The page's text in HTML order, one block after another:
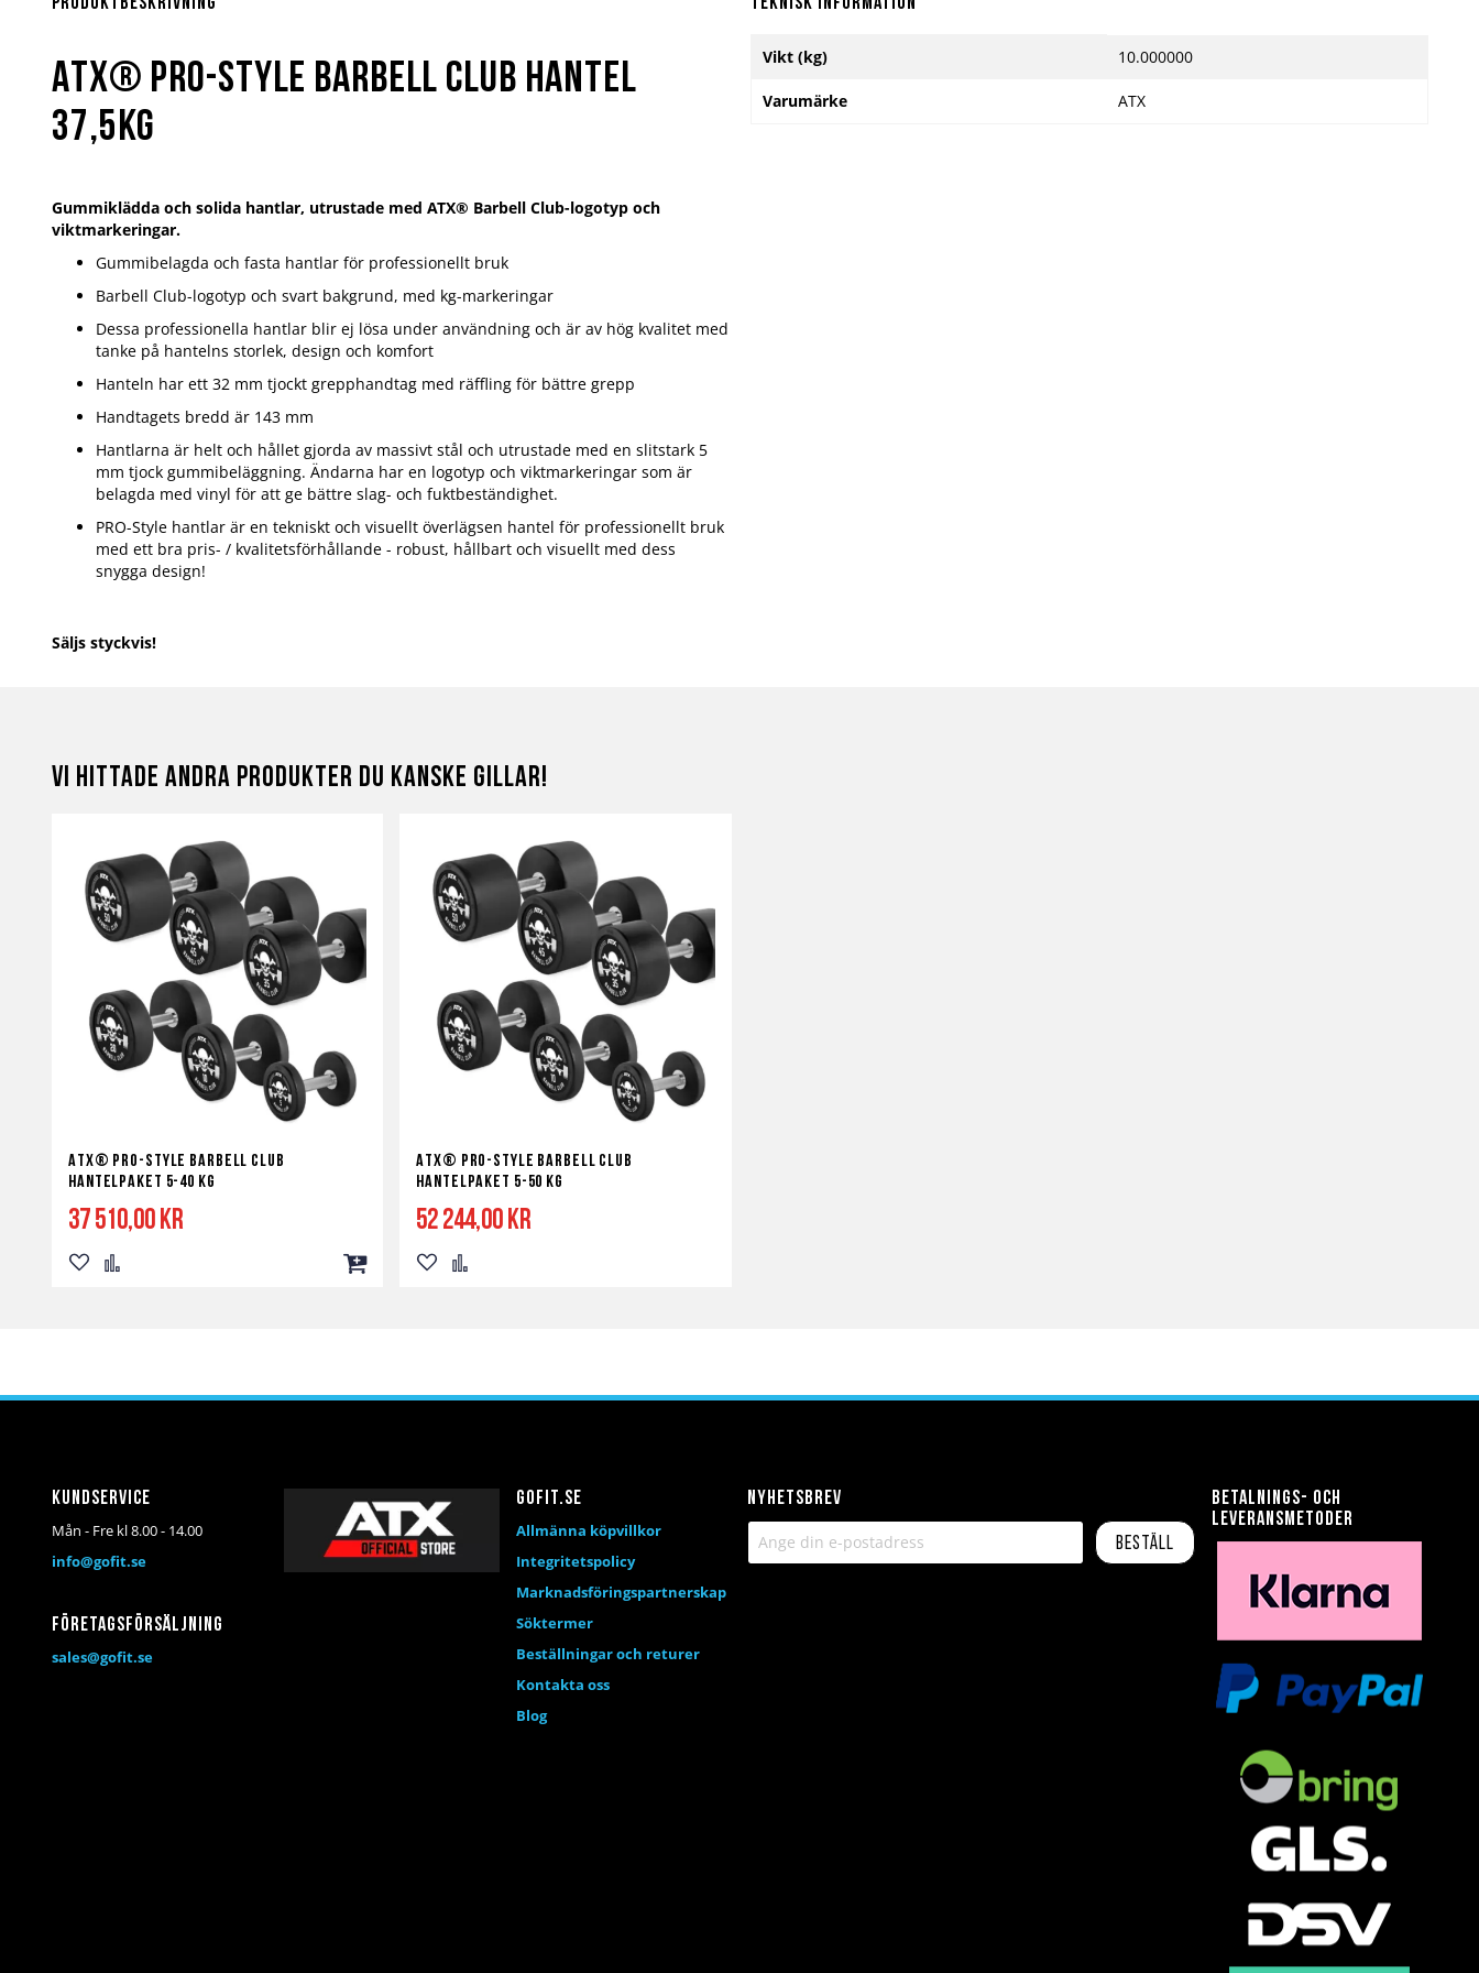
ATX® PRO-Style Barbell Club hantel
37,5kg
Gummiklädda och solida hantlar, utrustade med ATX® Barbell Club-logotyp och
viktmarkeringar.
Gummibelagda och fasta hantlar för professionellt bruk
Barbell Club-logotyp och svart bakgrund, med kg-markeringar
Dessa professionella hantlar blir ej lösa under användning och är av hög kvalitet med
tanke på hantelns storlek, design och komfort
Hanteln har ett 32 mm tjockt grepphandtag med räffling för bättre grepp
Handtagets bredd är 143 mm
Hantlarna är helt och hållet gjorda av massivt stål och utrustade med en slitstark 5
mm tjock gummibeläggning. Ändarna har en logotyp och viktmarkeringar som är
belagda med vinyl för att ge bättre slag- och fuktbeständighet.
PRO-Style hantlar är en tekniskt och visuellt överlägsen hantel för professionellt bruk
med ett bra pris- / kvalitetsförhållande - robust, hållbart och visuellt med dess
snygga design!
Säljs styckvis!
information
Vikt (kg) 10.000000
Varumärke ATX
Vi hittade andra produkter du kanske gillar!
ATX® PRO-Style Barbell Club
hantelpaket 5-40 kg
37 510,00 kr
Lägg
Lägg Lägg
ATX® PRO-Style Barbell Club
hantelpaket 5-50 kg
52 244,00 kr
Lägg Lägg
Nyhetsbrev
Beställ
Kundservice
Mån - Fre kl 8.00 - 14.00
info@gofit.se
Företagsförsäljning
sales@gofit.se
Betalnings- och
leveransmetoder
Gofit.se
Allmänna köpvillkor
Integritetspolicy
Marknadsföringspartnerskap
Söktermer
Beställningar och returer
Kontakta oss
Blog